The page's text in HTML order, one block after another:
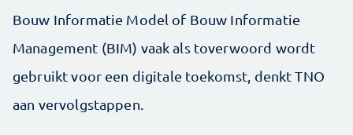
Bouw Informatie Model of Bouw Informatie
Management (BIM) vaak als toverwoord wordt
gebruikt voor een digitale toekomst, denkt TNO
aan vervolgstappen.